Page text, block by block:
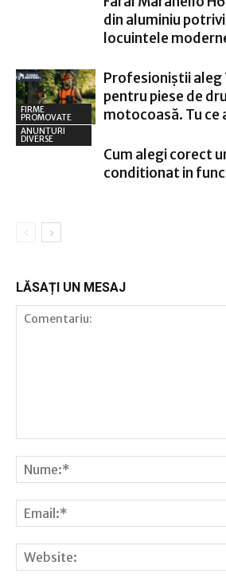
din aluminiu
locuintele
FIRME
PROMOVATE
Profesioniștii
pentru piese de
motocoasă. Tu ce
ANUNTURI
DIVERSE
Cum alegi corect
conditionat in
LĂSAȚI UN MESAJ